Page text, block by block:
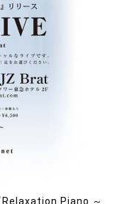
Piano ～